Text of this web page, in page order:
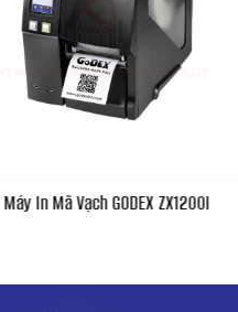
Máy In Mã Vạch GODEX ZX1200I